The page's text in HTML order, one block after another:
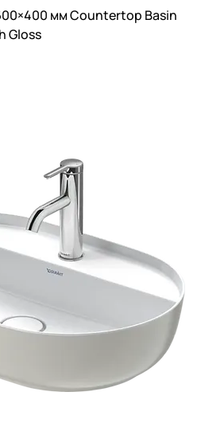
мм Countertop Basin
Gloss